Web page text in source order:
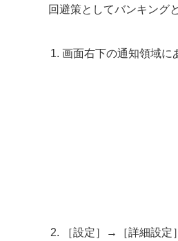
回避策としてバンキング
画面右下の通知領域に
［設定］→［詳細設定